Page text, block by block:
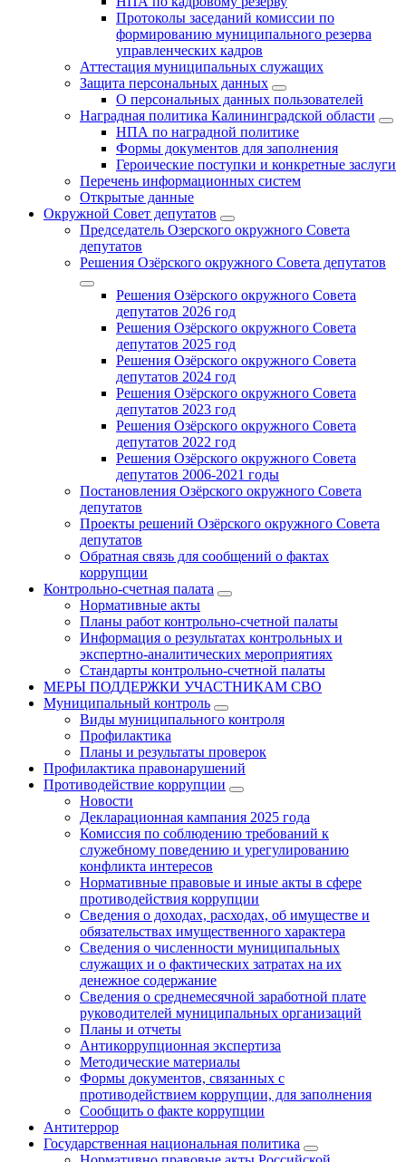
Протоколы заседаний комиссии по
формированию муниципального резерва
управленческих кадров
Аттестация муниципальных служащих
Защита персональных данных
О персональных данных пользователей
Наградная политика Калининградской области
НПА по наградной политике
Формы документов для заполнения
Героические поступки и конкретные заслуги
Перечень информационных систем
Открытые данные
Окружной Совет депутатов
Председатель Озерского окружного Совета
депутатов
Решения Озёрского окружного Совета депутатов
Решения Озёрского окружного Совета
депутатов 2026 год
Решения Озёрского окружного Совета
депутатов 2025 год
Решения Озёрского окружного Совета
депутатов 2024 год
Решения Озёрского окружного Совета
депутатов 2023 год
Решения Озёрского окружного Совета
депутатов 2022 год
Решения Озёрского окружного Совета
депутатов 2006-2021 годы
Постановления Озёрского окружного Совета
депутатов
Проекты решений Озёрского окружного Совета
депутатов
Обратная связь для сообщений о фактах
коррупции
Контрольно-счетная палата
Нормативные акты
Планы работ контрольно-счетной палаты
Информация о результатах контрольных и
экспертно-аналитических мероприятиях
Стандарты контрольно-счетной палаты
МЕРЫ ПОДДЕРЖКИ УЧАСТНИКАМ СВО
Муниципальный контроль
Виды муниципального контроля
Профилактика
Планы и результаты проверок
Профилактика правонарушений
Противодействие коррупции
Новости
Декларационная кампания 2025 года
Комиссия по соблюдению требований к
служебному поведению и урегулированию
конфликта интересов
Нормативные правовые и иные акты в сфере
противодействия коррупции
Сведения о доходах, расходах, об имуществе и
обязательствах имущественного характера
Сведения о численности муниципальных
служащих и о фактических затратах на их
денежное содержание
Сведения о среднемесячной заработной плате
руководителей муниципальных организаций
Планы и отчеты
Антикоррупционная экспертиза
Методические материалы
Формы документов, связанных с
противодействием коррупции, для заполнения
Сообщить о факте коррупции
Антитеррор
Государственная национальная политика